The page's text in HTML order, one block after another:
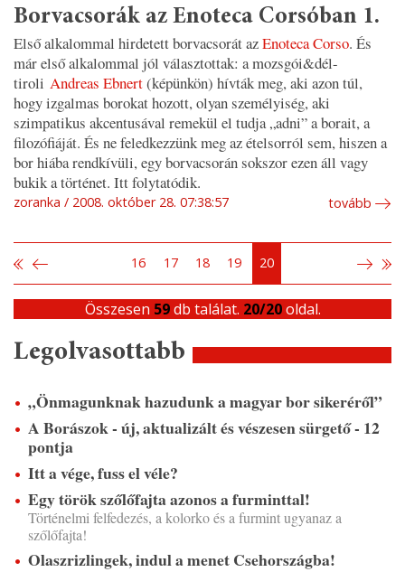
Borvacsorák az Enoteca Corsóban 1.
Első alkalommal hirdetett borvacsorát azEnoteca Corso. És
már első alkalommal jól választottak: a mozsgói&dél-
tiroli Andreas Ebnert(képünkön) hívták meg, aki azon túl,
hogy izgalmas borokat hozott, olyan személyiség, aki
szimpatikus akcentusával remekül el tudja „adni” a borait, a
filozófiáját. És ne feledkezzünk meg az ételsorról sem, hiszen a
bor hiába rendkívüli, egy borvacsorán sokszor ezen áll vagy
bukik a történet. Itt folytatódik.
zoranka 2008. október 28. 07:38:57 tovább
16 17 18 19 20
Összesen 59db találat. 20/20oldal.
Legolvasottabb
„Önmagunknak hazudunk a magyar bor sikeréről”
A Borászok - új, aktualizált és vészesen sürgető - 12
pontja
Itt a vége, fuss el véle?
Egy török szőlőfajta azonos a furminttal!
Történelmi felfedezés, a kolorko és a furmint ugyanaz a
szőlőfajta!
Olaszrizlingek, indul a menet Csehországba!